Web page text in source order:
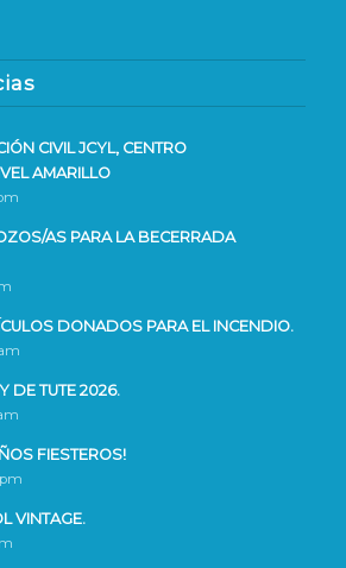
CIVIL JCYL, CENTRO
AMARILLO
AS PARA LA BECERRADA
DONADOS PARA EL INCENDIO.
DE TUTE 2026.
FIESTEROS!
VINTAGE.